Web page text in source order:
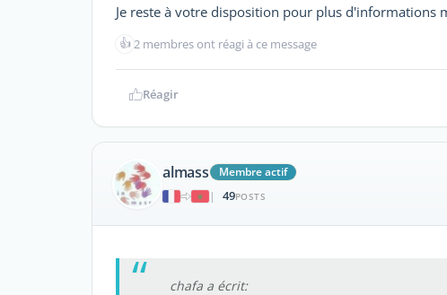
Je reste à votre disposition pour plus d'informations
👍2 membres ont réagi à ce message
Réagir
almass
Membre actif
|
49POSTS
chafa a écrit: